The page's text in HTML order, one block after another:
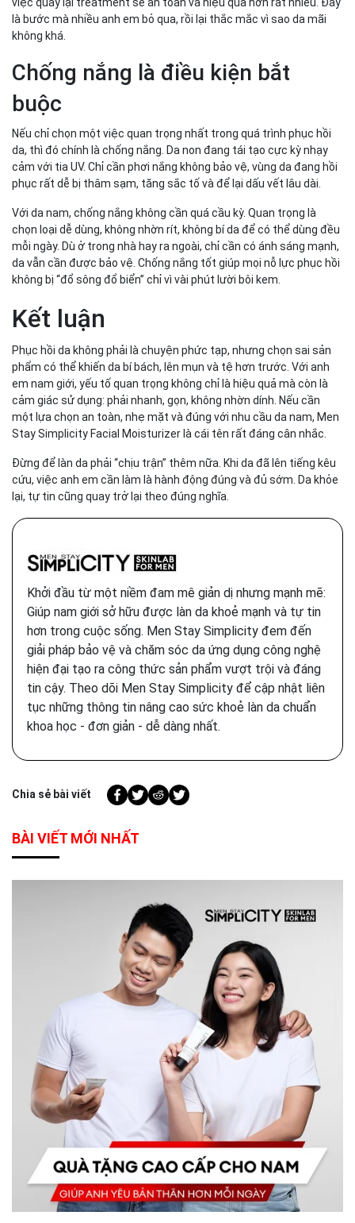
là bước mà nhiều anh em bỏ qua, rồi lại thắc mắc vì sao da mãi
không khá.
Chống nắng là điều kiện bắt
buộc
Nếu chỉ chọn một việc quan trọng nhất trong quá trình phục hồi
da, thì đó chính là chống nắng. Da non đang tái tạo cực kỳ nhạy
cảm với tia UV. Chỉ cần phơi nắng không bảo vệ, vùng da đang hồi
phục rất dễ bị thâm sạm, tăng sắc tố và để lại dấu vết lâu dài.
Với da nam, chống nắng không cần quá cầu kỳ. Quan trọng là
chọn loại dễ dùng, không nhờn rít, không bí da để có thể dùng đều
mỗi ngày. Dù ở trong nhà hay ra ngoài, chỉ cần có ánh sáng mạnh,
da vẫn cần được bảo vệ. Chống nắng tốt giúp mọi nỗ lực phục hồi
không bị “đổ sông đổ biển” chỉ vì vài phút lười bôi kem.
Kết luận
Phục hồi da không phải là chuyện phức tạp, nhưng chọn sai sản
phẩm có thể khiến da bí bách, lên mụn và tệ hơn trước. Với anh
em nam giới, yếu tố quan trọng không chỉ là hiệu quả mà còn là
cảm giác sử dụng: phải nhanh, gọn, không nhờn dính. Nếu cần
một lựa chọn an toàn, nhẹ mặt và đúng với nhu cầu da nam, Men
Stay Simplicity Facial Moisturizer là cái tên rất đáng cân nhắc.
Đừng để làn da phải “chịu trận” thêm nữa. Khi da đã lên tiếng kêu
cứu, việc anh em cần làm là hành động đúng và đủ sớm. Da khỏe
lại, tự tin cũng quay trở lại theo đúng nghĩa.
Khởi đầu từ một niềm đam mê giản dị nhưng mạnh mẽ:
Giúp nam giới sở hữu được làn da khoẻ mạnh và tự tin
hơn trong cuộc sống. Men Stay Simplicity đem đến
giải pháp bảo vệ và chăm sóc da ứng dụng công nghệ
hiện đại tạo ra công thức sản phẩm vượt trội và đáng
tin cậy. Theo dõi Men Stay Simplicity để cập nhật liên
tục những thông tin nâng cao sức khoẻ làn da chuẩn
khoa học - đơn giản - dễ dàng nhất.
Chia sẻ bài viết
BÀI VIẾT MỚI NHẤT